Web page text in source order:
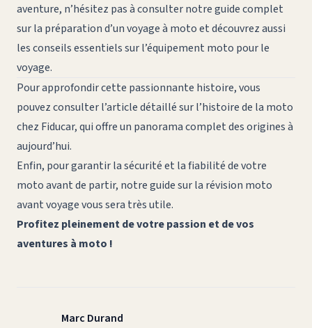
aventure, n’hésitez pas à consulter notre guide complet
sur la préparation d’un voyage à motoet découvrez aussi
les conseils essentiels sur l’équipement moto pour le
voyage.
Pour approfondir cette passionnante histoire, vous
pouvez consulter l’article détaillé surl’histoire de la moto
chez Fiducar, qui offre un panorama complet des origines à
aujourd’hui.
Enfin, pour garantir la sécurité et la fiabilité de votre
moto avant de partir, notre guide sur la révision moto
avant voyagevous sera très utile.
Profitez pleinement de votre passion et de vos
aventures à moto !
Marc Durand